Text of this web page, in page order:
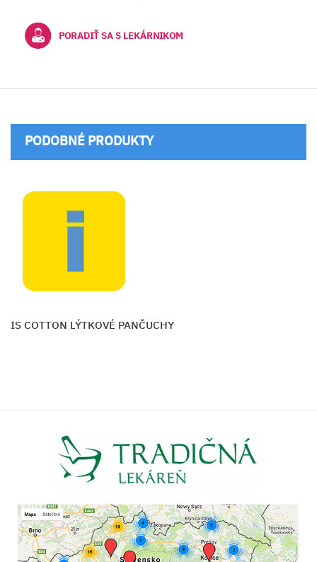
PORADIŤ SA S LEKÁRNIKOM
PODOBNÉ PRODUKTY
COTTON LÝTKOVÉ PANČUCHY